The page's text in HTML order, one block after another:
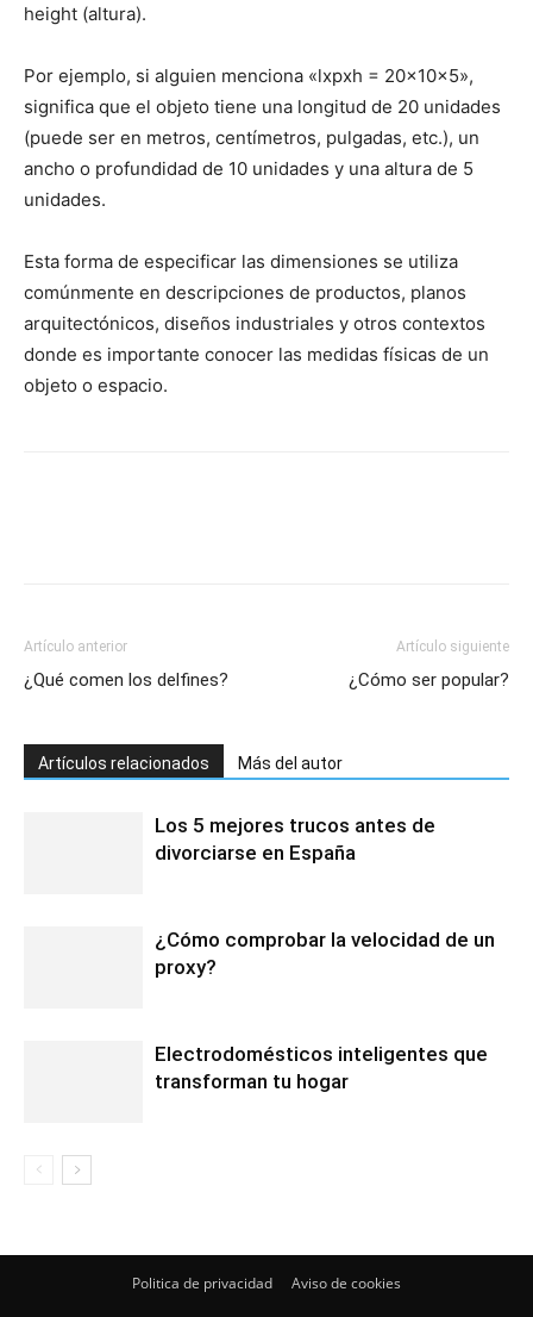
height (altura).
Por ejemplo, si alguien menciona «lxpxh = 20x10x5»,
significa que el objeto tiene una longitud de 20 unidades
(puede ser en metros, centímetros, pulgadas, etc.), un
ancho o profundidad de 10 unidades y una altura de 5
unidades.
Esta forma de especificar las dimensiones se utiliza
comúnmente en descripciones de productos, planos
arquitectónicos, diseños industriales y otros contextos
donde es importante conocer las medidas físicas de un
objeto o espacio.
Artículo anterior
¿Qué comen los delfines?
Artículo siguiente
¿Cómo ser popular?
Artículos relacionados Más del autor
Los 5 mejores trucos antes de
divorciarse en España
¿Cómo comprobar la velocidad de un
proxy?
Electrodomésticos inteligentes que
transforman tu hogar
Politica de privacidad Aviso de cookies